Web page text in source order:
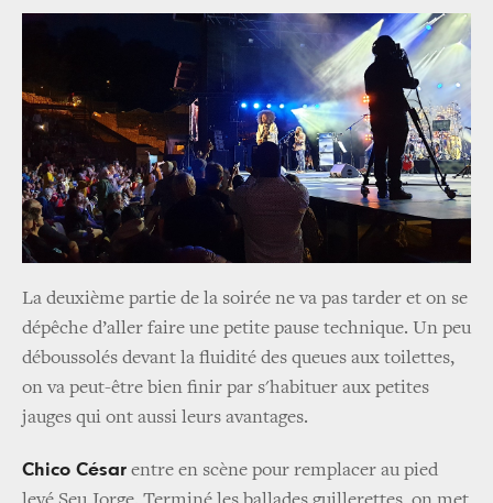
La deuxième partie de la soirée ne va pas tarder et on se
dépêche d’aller faire une petite pause technique. Un peu
déboussolés devant la fluidité des queues aux toilettes,
on va peut-être bien finir par s'habituer aux petites
jauges qui ont aussi leurs avantages.
Chico César entre en scène pour remplacer au pied